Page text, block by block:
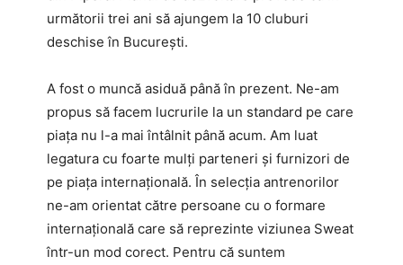
următorii trei ani să ajungem la 10 cluburi
deschise în București.
A fost o muncă asiduă până în prezent. Ne-am
propus să facem lucrurile la un standard pe care
piața nu l-a mai întâlnit până acum. Am luat
legatura cu foarte mulți parteneri și furnizori de
pe piața internațională. În selecția antrenorilor
ne-am orientat către persoane cu o formare
internațională care să reprezinte viziunea Sweat
într-un mod corect. Pentru că suntem